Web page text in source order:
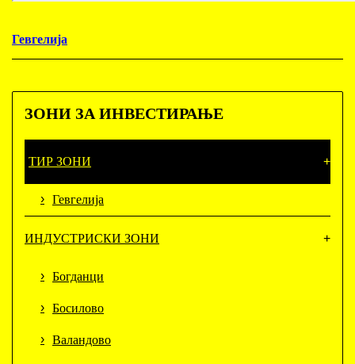
Гевгелија
ЗОНИ ЗА ИНВЕСТИРАЊЕ
ТИР ЗОНИ
Гевгелија
ИНДУСТРИСКИ ЗОНИ
Богданци
Босилово
Валандово